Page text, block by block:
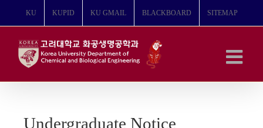
뛰
KU KUPID KU GMAIL BLACKBOARD SITEMAP
Undergraduate Notice